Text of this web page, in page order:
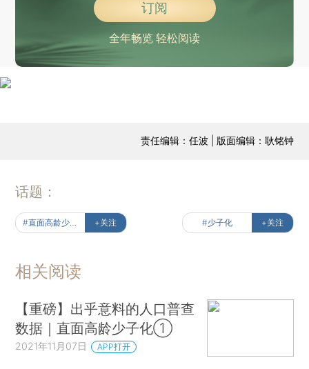
订阅
全年畅览 轻松阅读
责任编辑：任波 | 版面编辑：耿铭钟
话题：
+关注 #少子化 +关注
相关阅读
【重磅】出乎意料的人口普查
数据｜直面高龄少子化①
2021年11月07日 APP打开